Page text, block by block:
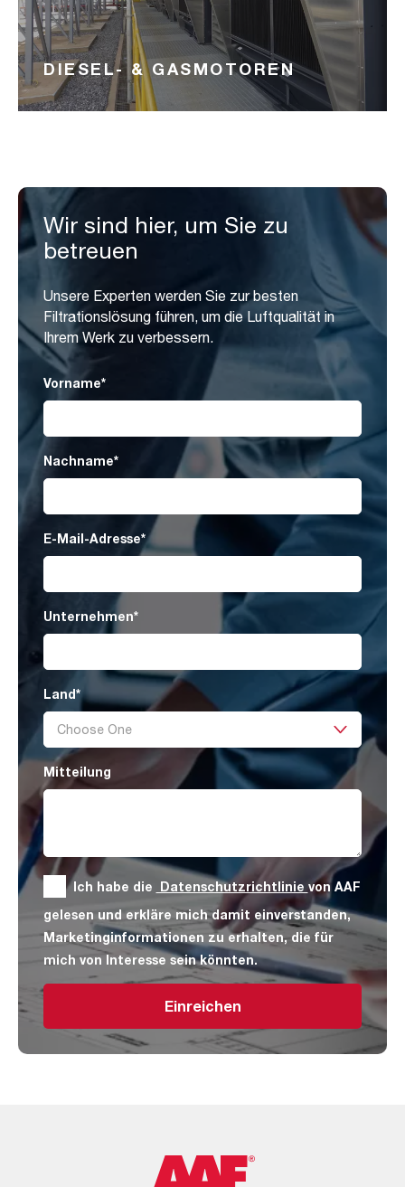
DIESEL- & GASMOTOREN
Wir sind hier, um Sie zu
betreuen
Unsere Experten werden Sie zur besten
Filtrationslösung führen, um die Luftqualität in
Ihrem Werk zu verbessern.
Vorname*
Nachname*
E-Mail-Adresse*
Unternehmen*
Land*
Mitteilung
Ich habe die Datenschutzrichtlinie von AAF
gelesen und erkläre mich damit einverstanden,
Marketinginformationen zu erhalten, die für
mich von Interesse sein könnten.
Einreichen